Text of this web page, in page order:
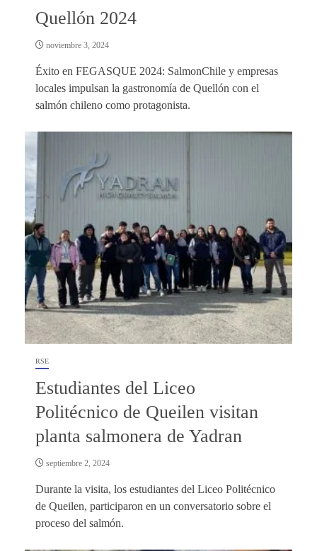
Quellón 2024
noviembre 3, 2024
Éxito en FEGASQUE 2024: SalmonChile y empresas
locales impulsan la gastronomía de Quellón con el
salmón chileno como protagonista.
RSE
Estudiantes del Liceo
Politécnico de Queilen visitan
planta salmonera de Yadran
septiembre 2, 2024
Durante la visita, los estudiantes del Liceo Politécnico
de Queilen, participaron en un conversatorio sobre el
proceso del salmón.